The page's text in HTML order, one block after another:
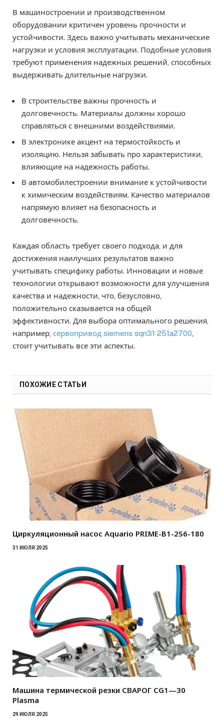
В машиностроении и производственном
оборудовании критичен уровень прочности и
устойчивости. Здесь важно учитывать механические
нагрузки и условия эксплуатации. Подобные условия
требуют применения надежных решений, способных
выдерживать длительные нагрузки.
В строительстве важны прочность и
долговечность. Материалы должны хорошо
справляться с внешними воздействиями.
В электронике акцент на термостойкость и
изоляцию. Нельзя забывать про характеристики,
влияющие на надежность работы.
В автомобилестроении внимание к устойчивости
к химическим воздействиям. Качество материалов
напрямую влияет на безопасность и
долговечность.
Каждая область требует своего подхода, и для
достижения наилучших результатов важно
учитывать специфику работы. Инновации и новые
технологии открывают возможности для улучшения
качества и надежности, что, безусловно,
положительно сказывается на общей
эффективности. Для выбора оптимального решения,
например, сервопривод siemens sqn31 251a2700
стоит учитывать все эти аспекты.
ПОХОЖИЕ СТАТЬИ
Циркуляционный насос Aquario PRIME-B1-256-180
31 ИЮЛЯ 2025
Машина термической резки СВАРОГ CG1—30
Plasma
29 ИЮЛЯ 2025